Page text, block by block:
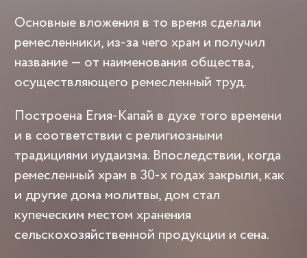
Основные вложения в то время сделали
ремесленники, из-за чего храм и получил
название — от наименования общества,
осуществляющего ремесленный труд.
Построена Егия-Капай в духе того времени
и в соответствии с религиозными
традициями иудаизма. Впоследствии, когда
ремесленный храм в 30-х годах закрыли, как
и другие дома молитвы, дом стал
купеческим местом хранения
сельскохозяйственной продукции и сена.